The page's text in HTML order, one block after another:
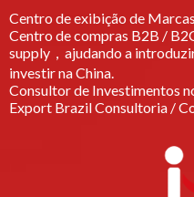
Centro de exibição de
Centro de compras B2B /
supply，ajudando a
investir na China.
Consultor de Investimentos
Export Brazil Consultoria /